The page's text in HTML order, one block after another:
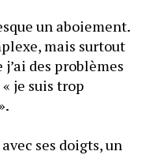
mais surtout
des problèmes
je suis trop
ses doigts, un